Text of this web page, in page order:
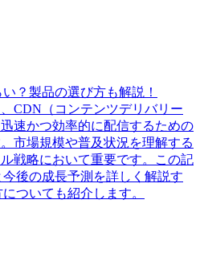
？製品の選び方も解説！
CDN（コンテンツデリバリー
速かつ効率的に配信するための
市場規模や普及状況を理解する
戦略において重要です。この記
後の成長予測を詳しく解説す
ついても紹介します。